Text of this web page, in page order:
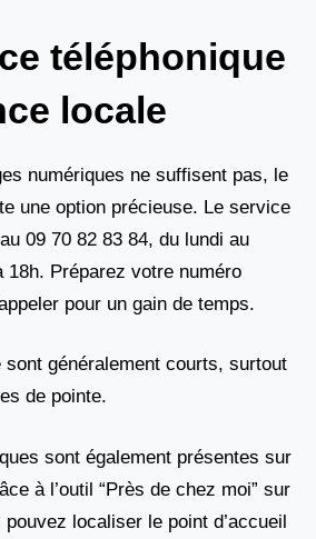
téléphonique
locale
numériques ne suffisent pas, le
une option précieuse. Le service
09 70 82 83 84, du lundi au
18h. Préparez votre numéro
pour un gain de temps.
sont généralement courts, surtout
de pointe.
sont également présentes sur
à l’outil “Près de chez moi” sur
localiser le point d’accueil